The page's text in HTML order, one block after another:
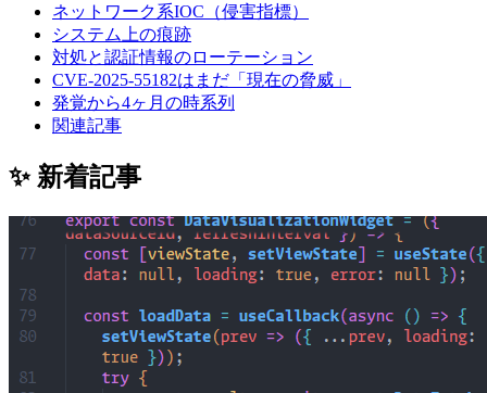
ネットワーク系IOC（侵害指標）
システム上の痕跡
対処と認証情報のローテーション
CVE-2025-55182はまだ「現在の脅威」
発覚から4ヶ月の時系列
関連記事
✨ 新着記事